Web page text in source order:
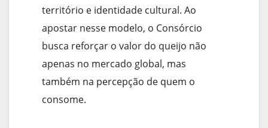
território e identidade cultural. Ao
apostar nesse modelo, o Consórcio
busca reforçar o valor do queijo não
apenas no mercado global, mas
também na percepção de quem o
consome.